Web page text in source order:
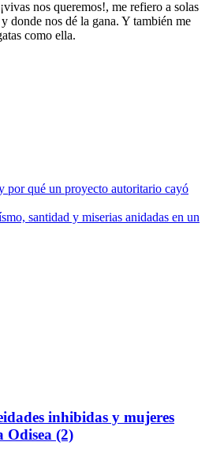
nos queremos!, me refiero a solas
donde nos dé la gana. Y también me
como ella.
por qué un proyecto autoritario cayó
santidad y miserias anidadas en un
inhibidas y mujeres
Odisea (2)